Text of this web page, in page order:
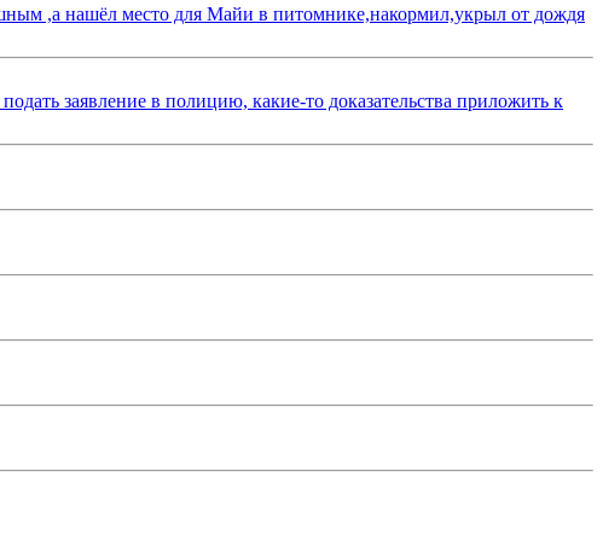
,а нашёл место для Майи в питомнике,накормил,укрыл от дождя
заявление в полицию, какие-то доказательства приложить к